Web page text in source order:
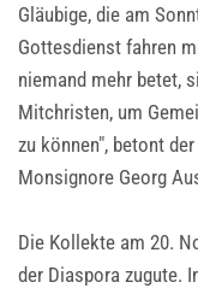
Gläubige, die am
Gottesdienst fahren
niemand mehr betet,
Mitchristen, um
zu können", betont
Monsignore Georg
Die Kollekte am 20.
der Diaspora zugute.